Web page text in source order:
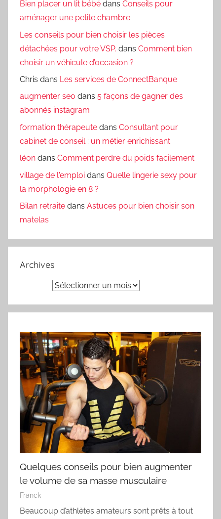
Bien placer un lit bébé dans Conseils pour
aménager une petite chambre
Les conseils pour bien choisir les pièces
détachées pour votre VSP. dans Comment bien
choisir un véhicule d’occasion ?
Chris dans Les services de ConnectBanque
augmenter seo dans 5 façons de gagner des
abonnés instagram
formation thérapeute dans Consultant pour
cabinet de conseil : un métier enrichissant
léon dans Comment perdre du poids facilement
village de l'emploi dans Quelle lingerie sexy pour
la morphologie en 8 ?
Bilan retraite dans Astuces pour bien choisir son
matelas
Archives
Quelques conseils pour bien augmenter
le volume de sa masse musculaire
Franck
Beaucoup d’athlètes amateurs sont prêts à tout